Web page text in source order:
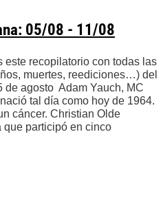
05/08 - 11/08
este recopilatorio con todas las
muertes, reediciones…) del
de agosto Adam Yauch, MC
tal día como hoy de 1964.
cáncer. Christian Olde
que participó en cinco